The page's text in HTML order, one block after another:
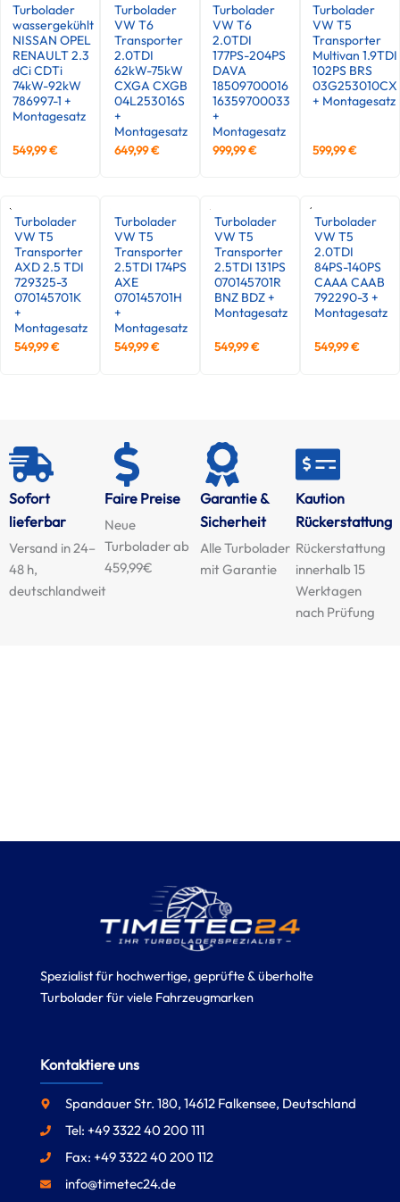
Turbolader
wassergekühlt
NISSAN OPEL
RENAULT 2.3
dCi CDTi
74kW-92kW
786997-1 +
Montagesatz
549,99€
Turbolader
VW T6
Transporter
2.0TDI
62kW-75kW
CXGA CXGB
04L253016S
+
Montagesatz
649,99€
Turbolader
VW T6
2.0TDI
177PS-204PS
DAVA
18509700016
16359700033
+
Montagesatz
999,99€
Turbolader
VW T5
Transporter
Multivan 1.9TDI
102PS BRS
03G253010CX
+ Montagesatz
599,99€
Turbolader
VW T5
Transporter
AXD 2.5 TDI
729325-3
070145701K
+
Montagesatz
549,99€
Turbolader
VW T5
Transporter
2.5TDI 174PS
AXE
070145701H
+
Montagesatz
549,99€
Turbolader
VW T5
Transporter
2.5TDI 131PS
070145701R
BNZ BDZ +
Montagesatz
549,99€
Turbolader
VW T5
2.0TDI
84PS-140PS
CAAA CAAB
792290-3 +
Montagesatz
549,99€
Sofort
lieferbar
Versand in 24–
48 h,
deutschlandweit
Faire Preise
Neue
Turbolader ab
459,99€
Garantie &
Sicherheit
Alle Turbolader
mit Garantie
Kaution
Rückerstattung
Rückerstattung
innerhalb 15
Werktagen
nach Prüfung
Spezialist für hochwertige, geprüfte & überholte
Turbolader für viele Fahrzeugmarken
Kontaktiere uns
Spandauer Str. 180, 14612 Falkensee, Deutschland
Tel: +49 3322 40 200 111
Fax: +49 3322 40 200 112
info@timetec24.de